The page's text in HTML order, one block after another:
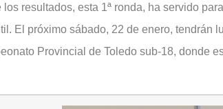
los resultados, esta 1ª ronda, ha servido
El próximo sábado, 22 de enero, tendrán
Provincial de Toledo sub-18, donde